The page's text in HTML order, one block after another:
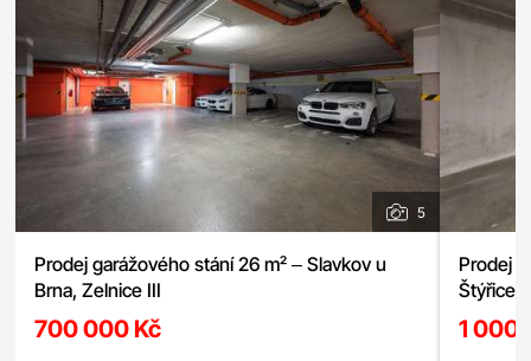
5
Prodej garážového stání 26 m² – Slavkov u
Brna, Zelnice III
700 000 Kč
Prodej
Štýřice
1 000